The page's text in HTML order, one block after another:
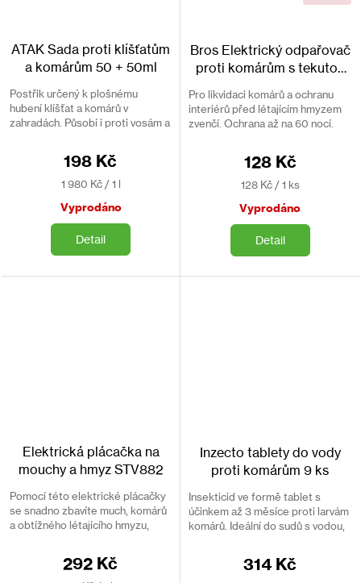
ATAK Sada proti klíšťatům
a komárům 50 + 50ml
Postřik určený k plošnému
hubení klíšťat a komárů v
zahradách. Působí i proti vosám a
198 Kč
Měrná
1 980 Kč / 1 l
Vyprodáno
Detail
Bros Elektrický odpařovač
proti komárům s tekutou
Pro likvidaci komárů a ochranu
interiérů před létajícím hmyzem
zvenčí. Ochrana až na 60 nocí.
128 Kč
Měrná
128 Kč / 1 ks
Vyprodáno
Detail
Elektrická plácačka na
mouchy a hmyz STV882
Pomocí této elektrické plácačky
se snadno zbavíte much, komárů
a obtížného létajícího hmyzu,
292 Kč
Inzecto tablety do vody
proti komárům 9 ks
Insekticid ve formě tablet s
účinkem až 3 měsíce proti larvám
komárů. Ideální do sudů s vodou,
314 Kč